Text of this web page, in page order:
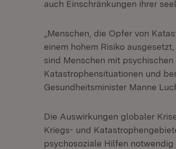
auch Einschränkungen ihrer
„Menschen, die Opfer von
einem hohem Risiko
sind Menschen mit
Katastrophensituationen und
Gesundheitsminister Manne
Die Auswirkungen globaler
Kriegs- und
psychosoziale Hilfen